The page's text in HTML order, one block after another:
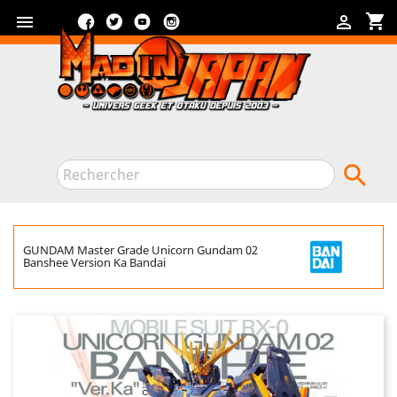
 shopping_cart

FacebookTwitterYouTube

GUNDAM Master Grade Unicorn Gundam 02
Banshee Version Ka Bandai